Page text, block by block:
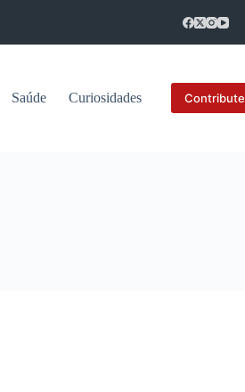
Saúde Curiosidades Contribute